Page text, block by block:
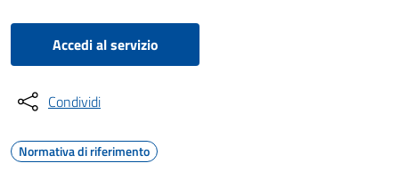
Accedi al servizio
Condividi
Normativa di riferimento